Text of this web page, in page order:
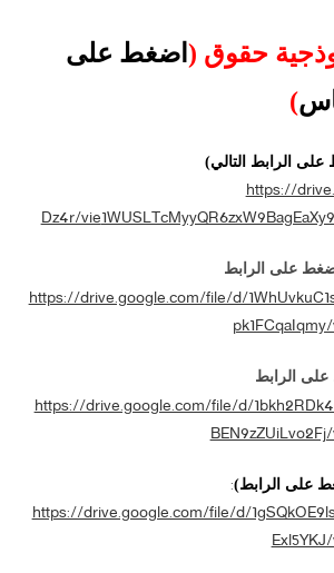
حقوق ( اضغط على
)
على الرابط التالي)
https://
Dz4r/vie
على الرابط
https://drive.google.com/file/d/
على الرابط
https://drive.google.com/file/d/
على الرابط):
https://drive.google.com/file/d/